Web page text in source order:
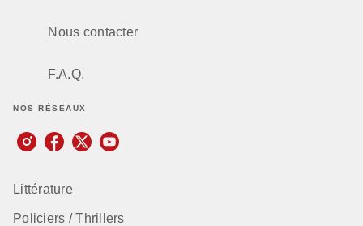
Nous contacter
F.A.Q.
NOS RÉSEAUX
Littérature
Policiers / Thrillers